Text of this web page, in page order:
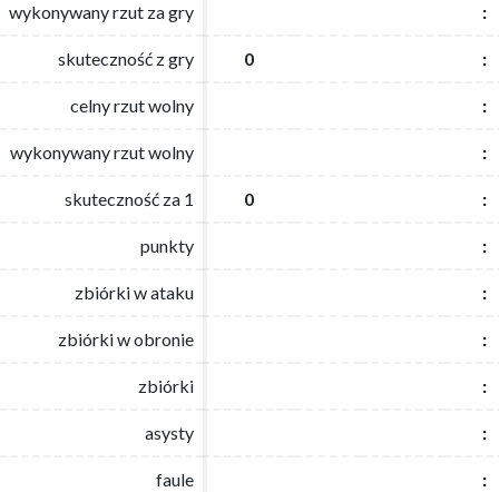
wykonywany rzut za gry :
skuteczność z gry 0 :
celny rzut wolny :
wykonywany rzut wolny :
skuteczność za 1 0 :
punkty :
zbiórki w ataku :
zbiórki w obronie :
zbiórki :
asysty :
faule :
wykonywany rzut za gry :
skuteczność z gry 0 :
celny rzut wolny :
wykonywany rzut wolny :
skuteczność za 1 0 :
punkty :
zbiórki w ataku :
zbiórki w obronie :
zbiórki :
asysty :
faule :